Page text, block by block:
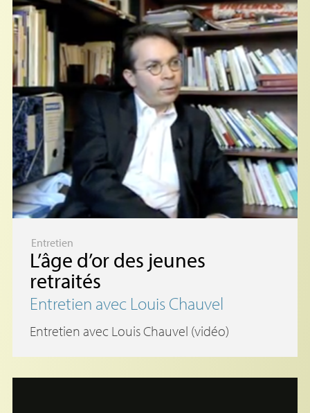
Entretien
L’âge d’or des jeunes
retraités
Entretien avec Louis Chauvel
Entretien avec Louis Chauvel (vidéo)